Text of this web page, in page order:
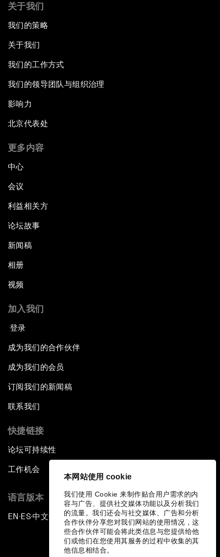
本网站使用 cookie
我们使用 Cookie 来制作贴合用户需求的内
容与广告、提供社交媒体功能以及分析我们
的流量。我们还会与社交媒体、广告和分析
合作伙伴分享您对我们网站的使用情况，这
些合作伙伴可能会将此类信息与您提供给他
们或他们在您使用其服务的过程中收集的其
他信息相结合。
关于我们
我们的策略
关于我们
我们的工作方式
我们的领导团队与组织治理
影响力
北京代表处
更多内容
中心
会议
利益相关方
论坛故事
新闻稿
相册
视频
加入我们
登录
成为我们的合作伙伴
成为我们的会员
订阅我们的新闻稿
联系我们
快捷链接
论坛可持续性
工作机会
语言版本
EN ▪ES▪中文▪ 日本語